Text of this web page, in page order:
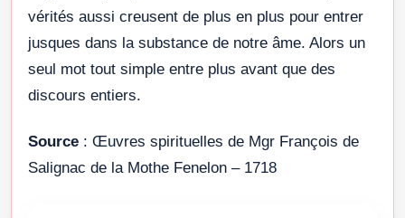
vérités aussi creusent de plus en plus pour entrer
jusques dans la substance de notre âme. Alors un
seul mot tout simple entre plus avant que des
discours entiers.
Source : Œuvres spirituelles de Mgr François de
Salignac de la Mothe Fenelon – 1718